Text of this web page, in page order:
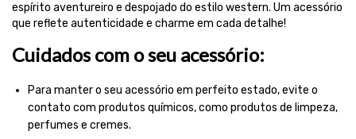
espírito aventureiro e despojado do estilo western. Um acessório
que reflete autenticidade e charme em cada detalhe!
Cuidados com o seu acessório:
Para manter o seu acessório em perfeito estado, evite o
contato com produtos químicos, como produtos de limpeza,
perfumes e cremes.